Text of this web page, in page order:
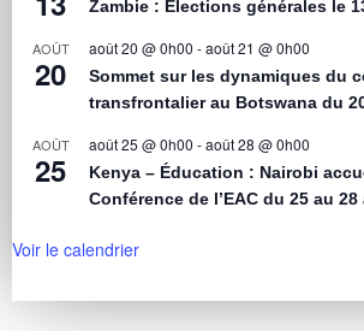
Zambie : Élections générales le
AOÛT
20
août 20 @ 0h00 -août 21 @ 0h00
Sommet sur les dynamiques du
transfrontalier au Botswana du
AOÛT
25
août 25 @ 0h00 -août 28 @ 0h00
Kenya – Éducation : Nairobi
Conférence de l’EAC du 25 au
Voir le calendrier